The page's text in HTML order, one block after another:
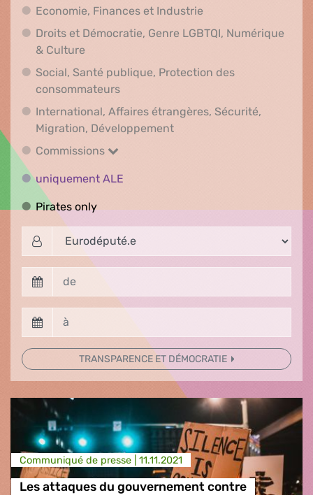
Economie, Finances et IndustrieEconomie, Finances
Droits et Démocratie, Genre LGBTQI, Numérique
& Culture
Social, Santé publique, Protection des
consommateursSocial, Santé publique, Protection
International, Affaires étrangères, Sécurité,
Migration, DéveloppementInternational, Affaires
Commissions
Commissions
uniquement ALE
Pirates onlyPirates only
TRANSPARENCE ET DÉMOCRATIE
Communiqué de presse | 11.11.2021
Les attaques du gouvernement contre